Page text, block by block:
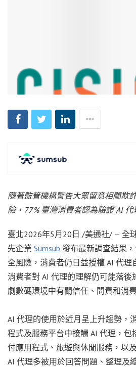
隨著監管機構警告大眾留意相關欺
險，77% 臺灣消費者認為驗證 AI
臺北2026年5月20日 /美通社/ — 全
先企業 Sumsub 發布最新調查結果
全風險，消費者仍日益授權 AI 代理
消費者對 AI 代理的理解仍可能落後
劇數碼環境中有關信任、問責和消
AI 代理的使用於近月呈上升趨勢，
程式及服務平台中接觸 AI 代理，包
付應用程式、旅遊與休閒服務，以
AI 代理多被用於回答問題、整理及